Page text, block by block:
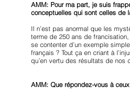
AMM: Pour ma part, je suis
conceptuelles qui sont celles de
Il n’est pas anormal que les
terme de 250 ans de
se contenter d’un exemple
français ? Tout ça en criant à
qu’en vertu des résultats de
AMM: Que répondez-vous à